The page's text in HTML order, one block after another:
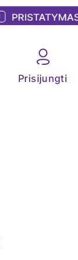
Prisijungti